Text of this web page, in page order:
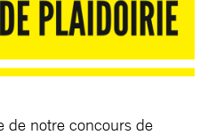
de notre concours de